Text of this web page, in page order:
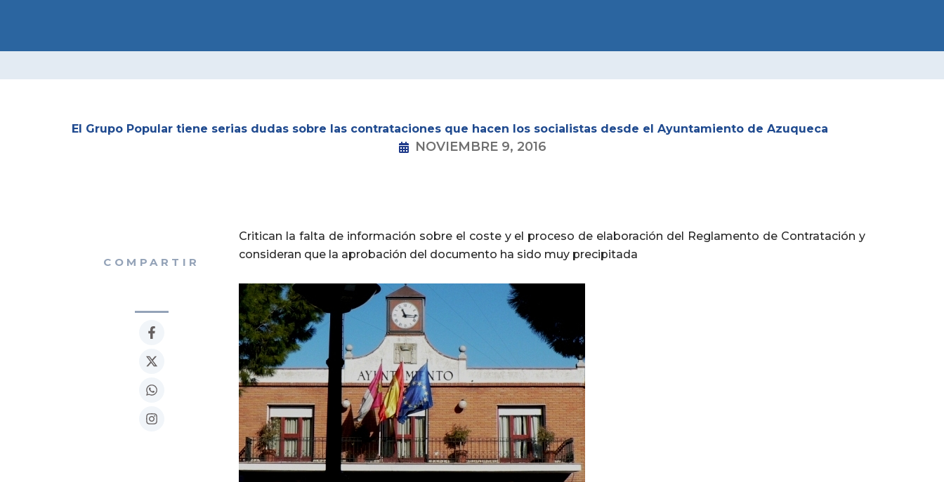
El Grupo Popular tiene serias dudas sobre las contrataciones que hacen los socialistas desde el Ayuntamiento de Azuqueca
NOVIEMBRE 9, 2016
COMPARTIR
Facebook-
f
X-
twitter
Whatsapp
Instagram
Critican la falta de información sobre el coste y el proceso de elaboración del Reglamento de Contratación y
consideran que la aprobación del documento ha sido muy precipitada